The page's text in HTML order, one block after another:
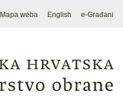
Mapa weba English e-Građani